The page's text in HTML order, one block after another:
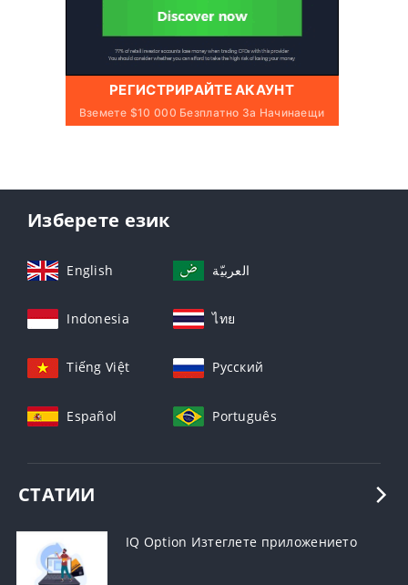
РЕГИСТРИРАЙТЕ АКАУНТ
Вземете $10 000 Безплатно За Начинаещи
Изберете език
English العربيّة
Indonesia ไทย
Tiếng Việt Русский
Español Português
СТАТИИ
IQ Option Изтеглете приложението